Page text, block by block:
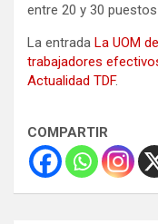
entre 20 y 30
La entrada La UOM
trabajadores
Actualidad TDF.
COMPARTIR